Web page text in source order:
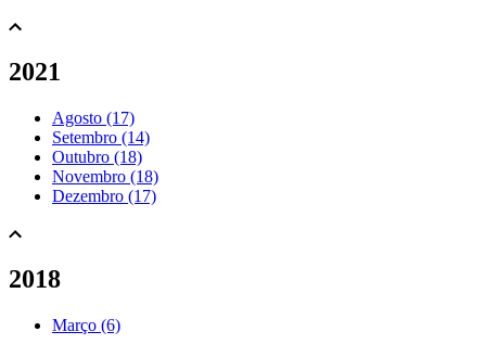
2021
Agosto (17)
Setembro (14)
Outubro (18)
Novembro (18)
Dezembro (17)
2018
Março (6)